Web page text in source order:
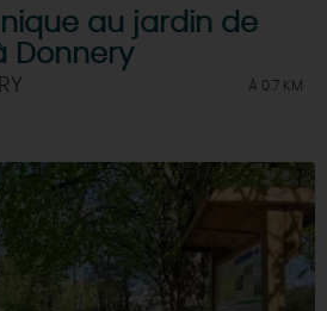
au jardin de
Donnery
À 0.7 KM